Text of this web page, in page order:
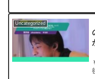
Uncategorized